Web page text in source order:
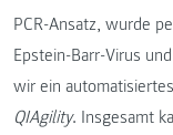
PCR-Ansatz, wurde
Epstein-Barr-Virus
wir ein
QIAgility. Insgesamt